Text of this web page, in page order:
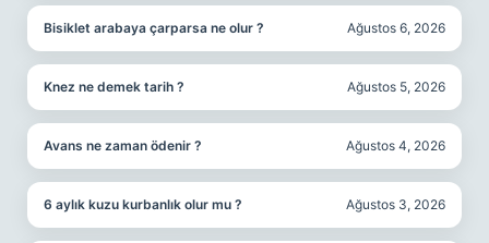
Bisiklet arabaya çarparsa ne olur ? Ağustos 6, 2026
Knez ne demek tarih ? Ağustos 5, 2026
Avans ne zaman ödenir ? Ağustos 4, 2026
6 aylık kuzu kurbanlık olur mu ? Ağustos 3, 2026